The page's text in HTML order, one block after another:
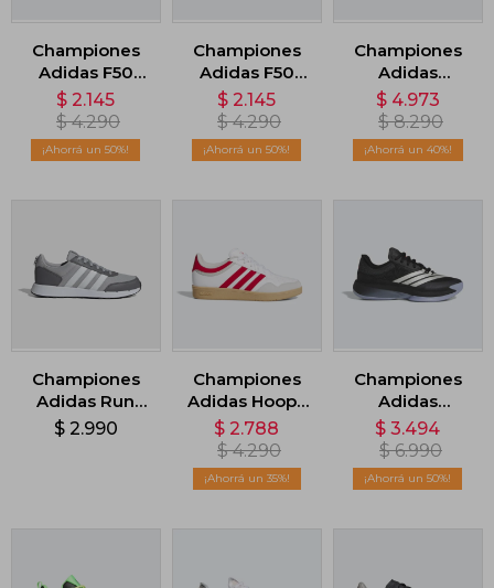
Championes
Adidas F50
Messi Club -
Blanco
$ 2.145
$ 4.290
50
Championes
Adidas F50
Messi Club -
Blanco
$ 2.145
$ 4.290
50
Championes
Adidas
Adizero Aruku
- Negro
$ 4.973
$ 8.290
40
Championes
Adidas Run
50S - Gris
$ 2.990
Championes
Adidas Hoops
4.0 - Blanco
$ 2.788
$ 4.290
35
Championes
Adidas
Adizero Select
3.0 - Negro
$ 3.494
$ 6.990
50